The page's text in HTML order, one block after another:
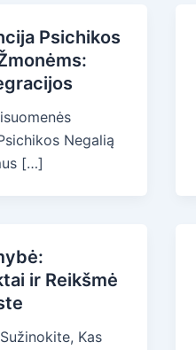
Psichikos
Negalią
[…]
ir Reikšmė
Kas